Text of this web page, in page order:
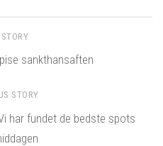
sankthansaften
STORY
har fundet de bedste spots